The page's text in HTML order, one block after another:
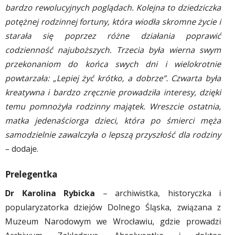
bardzo rewolucyjnych poglądach. Kolejna to dziedziczka
potężnej rodzinnej fortuny, która wiodła skromne życie i
starała się poprzez różne działania poprawić
codzienność najuboższych. Trzecia była wierna swym
przekonaniom do końca swych dni i wielokrotnie
powtarzała: „Lepiej żyć krótko, a dobrze”. Czwarta była
kreatywna i bardzo zręcznie prowadziła interesy, dzięki
temu pomnożyła rodzinny majątek. Wreszcie ostatnia,
matka jedenaściorga dzieci, która po śmierci męża
samodzielnie zawalczyła o lepszą przyszłość dla rodziny
– dodaje.
Prelegentka
Dr Karolina Rybicka – archiwistka, historyczka i
popularyzatorka dziejów Dolnego Śląska, związana z
Muzeum Narodowym we Wrocławiu, gdzie prowadzi